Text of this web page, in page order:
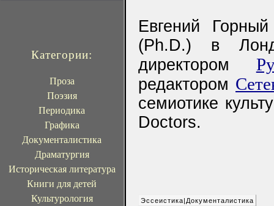
Категории:
Проза
Поэзия
Периодика
Графика
Документалистика
Драматургия
Историческая литература
Книги для детей
Культурология
Евгений
(Ph.D.) в
директором
редактором
семиотике
Doctors.
Эссеистика|Документалистика